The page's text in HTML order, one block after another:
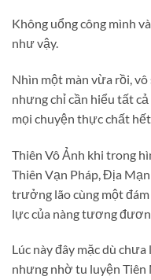
Không uổng công mình
như vậy.
Nhìn một màn vừa rồi,
nhưng chỉ cần hiểu tất
mọi chuyện thực chất
Thiên Vô Ảnh khi trong
Thiên Vạn Pháp, Địa
trưởng lão cùng một
lực của nàng tương
Lúc này đây mặc dù
nhưng nhờ tu luyện Tiên